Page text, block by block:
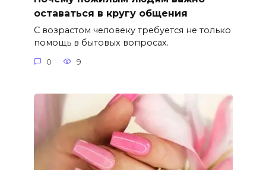
оставаться в кругу общения
С возрастом человеку требуется не только
помощь в бытовых вопросах.
0 9